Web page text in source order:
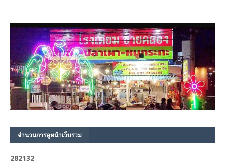
จำนวนการดูหน้าเว็บรวม
282132